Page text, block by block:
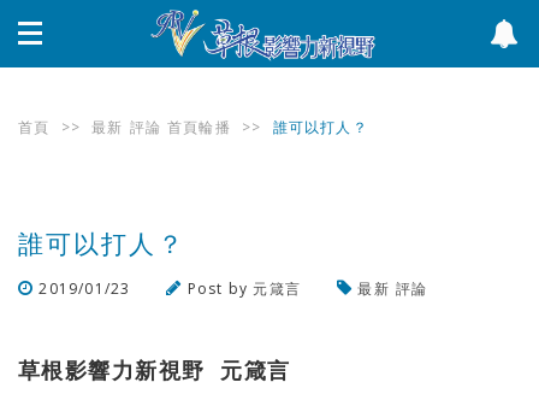
首頁 >> 最新 評論 首頁輪播 >> 誰可以打人？
誰可以打人？
2019/01/23 Post by 元箴言 最新 評論
草根影響力新視野 元箴言